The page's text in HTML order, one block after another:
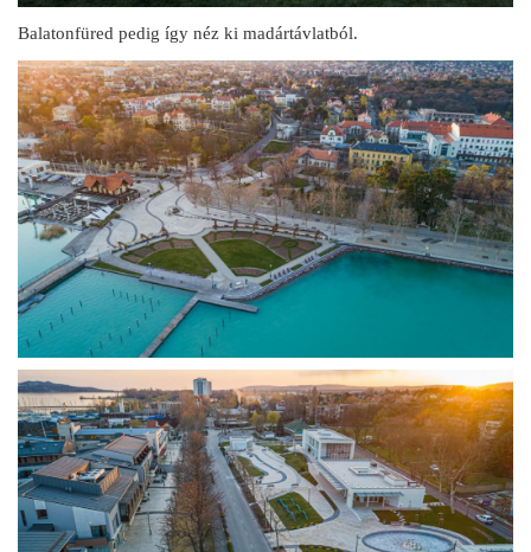
Balatonfüred pedig így néz ki madártávlatból.